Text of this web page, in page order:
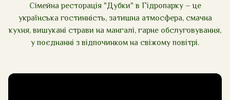
Сімейна ресторація "Дубки" в Гідропарку – це
українська гостинність, затишна атмосфера, смачна
кухня, вишукані страви на мангалі, гарне обслуговування,
у поєднанні з відпочинком на свіжому повітрі.